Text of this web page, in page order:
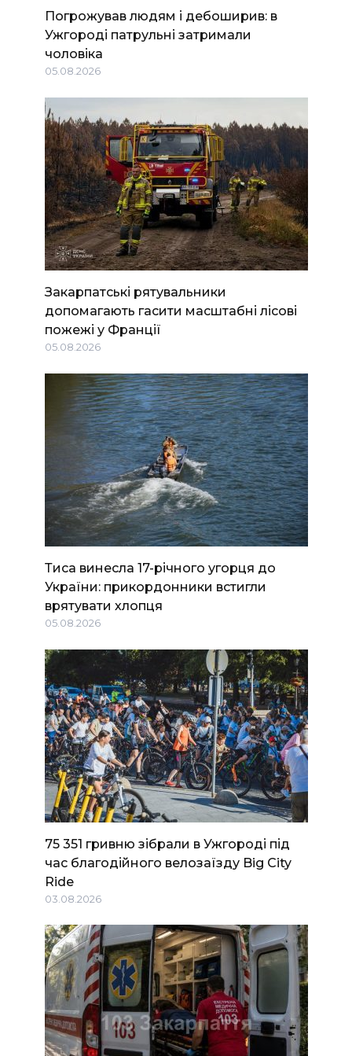
Погрожував людям і дебоширив: в
Ужгороді патрульні затримали
чоловіка
05.08.2026
Закарпатські рятувальники
допомагають гасити масштабні лісові
пожежі у Франції
05.08.2026
Тиса винесла 17-річного угорця до
України: прикордонники встигли
врятувати хлопця
05.08.2026
75 351 гривню зібрали в Ужгороді під
час благодійного велозаїзду Big Сity
Ride
03.08.2026